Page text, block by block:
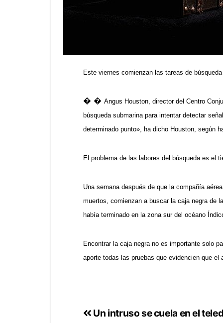
Este viernes comienzan las tareas de
� � Angus Houston, director del Centro
búsqueda submarina para intentar detectar
determinado punto», ha dicho Houston, según
El problema de las labores del búsqueda es el
Una semana después de que la compañía
muertos, comienzan a buscar la caja negra de
había terminado en la zona sur del océano
Encontrar la caja negra no es importante solo
aporte todas las pruebas que evidencien que el
Un intruso se cuela en el